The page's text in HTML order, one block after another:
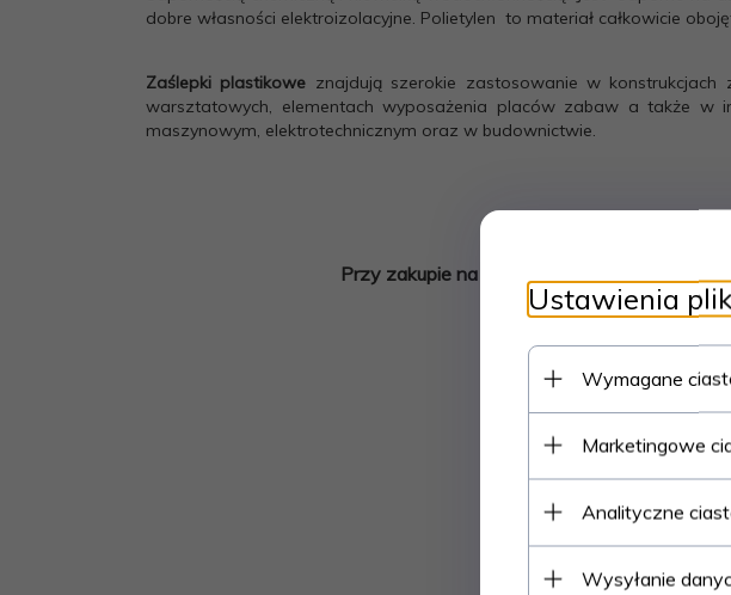
dobre własności elektroizolacyjne. Polietylen to materiał całkowicie
Zaślepki plastikowe znajdują szerokie zastosowanie w
warsztatowych, elementach wyposażenia placów zabaw a także w
maszynowym, elektrotechnicznym oraz w budownictwie.
Przy zakupie na allegro prosimy o wpisanie
W przypadku
Ustawienia
Wymagane
Marketingowe
Analityczne
Wysyłanie